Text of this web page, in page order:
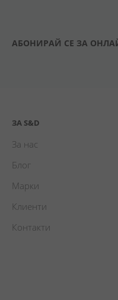
АБОНИРАЙ СЕ ЗА
ЗА S&D
За нас
Блог
Марки
Клиенти
Контакти